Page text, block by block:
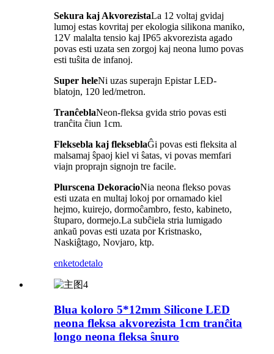
Sekura kaj AkvorezistaLa 12 voltaj gvidaj
lumoj estas kovritaj per ekologia silikona maniko,
12V malalta tensio kaj IP65 akvorezista agado
povas esti uzata sen zorgoj kaj neona lumo povas
esti tuŝita de infanoj.
Super heleNi uzas superajn Epistar LED-
blatojn, 120 led/metron.
TranĉeblaNeon-fleksa gvida strio povas esti
tranĉita ĉiun 1cm.
Fleksebla kaj flekseblaĜi povas esti fleksita al
malsamaj ŝpaoj kiel vi ŝatas, vi povas memfari
viajn proprajn signojn tre facile.
Plurscena DekoracioNia neona flekso povas
esti uzata en multaj lokoj por ornamado kiel
hejmo, kuirejo, dormoĉambro, festo, kabineto,
ŝtuparo, dormejo.La subĉiela stria lumigado
ankaŭ povas esti uzata por Kristnasko,
Naskiĝtago, Novjaro, ktp.
enketodetalo
Blua koloro 5*12mm Silicone LED
neona fleksa akvorezista 1cm tranĉita
longo neona fleksa ŝnuro